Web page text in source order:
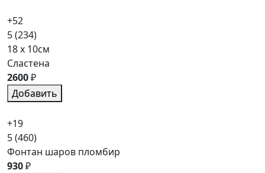
+52
5(234)
18 x 10см
Сластена
2600₽
Добавить
+19
5(460)
Фонтан шаров пломбир
930₽